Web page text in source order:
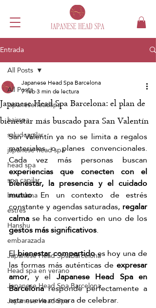
Entrada
All Posts
japaneseheadspa
hairspa
saludcapilar
japanese head spa
head spa
spa capilar
barcelona
estrés
Hanshu
embarazada
Japanese Head Spa Barcelona
Head spa en verano
Japanese Head Spa Barcelona
Japanese Head Spa
All Posts
Japanese Head Spa Barcelona: el plan de
bienestar más buscado para San Valentín
Japanese Head Spa Barcelona
7 feb3 min de lectura
San Valentín ya no se limita a regalos
materiales o planes convencionales.
experiencias que conecten con el
bienestar, la presencia y el cuidado
mutuo. En un contexto de estrés
constante y agendas saturadas, regalar
calma
gestos más significativos.
El bienestar compartido es hoy una de
las formas más auténticas de expresar
amor, y el Japanese Head Spa en
Barcelona responde perfectamente a
esta nueva manera de celebrar.